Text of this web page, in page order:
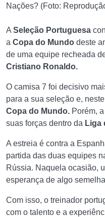
Nações? (Foto:
A Seleção Portuguesa
a Copa do Mundo deste
de uma equipe recheada
Cristiano Ronaldo.
O camisa 7 foi decisivo
para a sua seleção e,
Copa do Mundo. Porém,
suas forças dentro da Liga
A estreia é contra a
partida das duas equipes
Rússia. Naquela ocasião,
esperança de algo
Com isso, o treinador
com o talento e a